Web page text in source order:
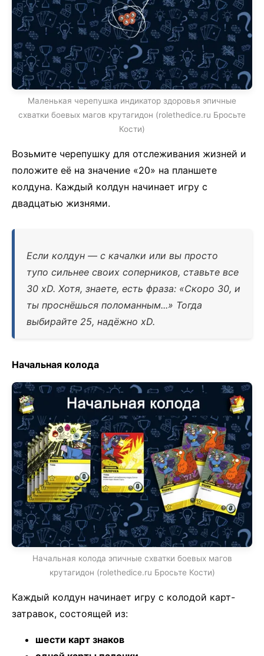
Маленькая черепушка индикатор здоровья эпичные
схватки боевых магов крутагидон (rolethedice.ru Бросьте
Кости)
Возьмите черепушку для отслеживания жизней и
положите её на значение «20» на планшете
колдуна. Каждый колдун начинает игру с
двадцатью жизнями.
Если колдун — с качалки или вы просто
тупо сильнее своих соперников, ставьте все
30 xD. Хотя, знаете, есть фраза: «Скоро 30, и
ты проснёшься поломанным...» Тогда
выбирайте 25, надёжно xD.
Начальная колода
Начальная колода эпичные схватки боевых магов
крутагидон (rolethedice.ru Бросьте Кости)
Каждый колдун начинает игру с колодой карт-
затравок, состоящей из:
шести карт знаков